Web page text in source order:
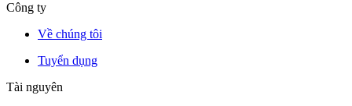
Công ty
Về chúng tôi
Tuyển dụng
Tài nguyên